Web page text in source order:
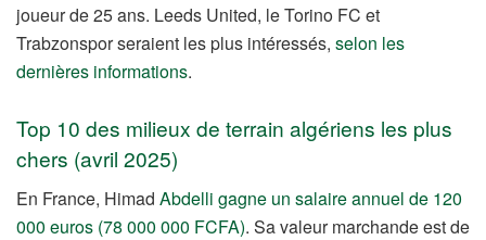
joueur de 25 ans. Leeds United, le Torino FC et
Trabzonspor seraient les plus intéressés, selon les
dernières informations.
Top 10 des milieux de terrain algériens les plus
chers (avril 2025)
En France, Himad Abdelli gagne un salaire annuel de 120
000 euros (78 000 000 FCFA). Sa valeur marchande est de